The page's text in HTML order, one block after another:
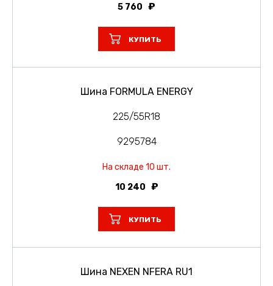
5 760
КУПИТЬ
Шина FORMULA ENERGY
225/55R18
9295784
На складе 10 шт.
10 240
КУПИТЬ
Шина NEXEN NFERA RU1